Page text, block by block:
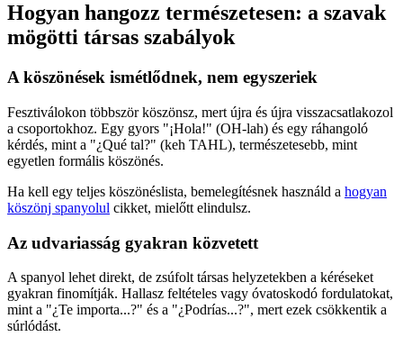
Hogyan hangozz természetesen: a szavak
mögötti társas szabályok
A köszönések ismétlődnek, nem egyszeriek
Fesztiválokon többször köszönsz, mert újra és újra visszacsatlakozol
a csoportokhoz. Egy gyors "¡Hola!" (OH-lah) és egy ráhangoló
kérdés, mint a "¿Qué tal?" (keh TAHL), természetesebb, mint
egyetlen formális köszönés.
Ha kell egy teljes köszönéslista, bemelegítésnek használd a hogyan
köszönj spanyolul cikket, mielőtt elindulsz.
Az udvariasság gyakran közvetett
A spanyol lehet direkt, de zsúfolt társas helyzetekben a kéréseket
gyakran finomítják. Hallasz feltételes vagy óvatoskodó fordulatokat,
mint a "¿Te importa...?" és a "¿Podrías...?", mert ezek csökkentik a
súrlódást.